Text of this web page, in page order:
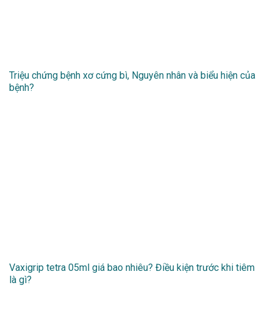
Triệu chứng bệnh xơ cứng bì, Nguyên nhân và biểu hiện của
bệnh?
Vaxigrip tetra 05ml giá bao nhiêu? Điều kiện trước khi tiêm
là gì?